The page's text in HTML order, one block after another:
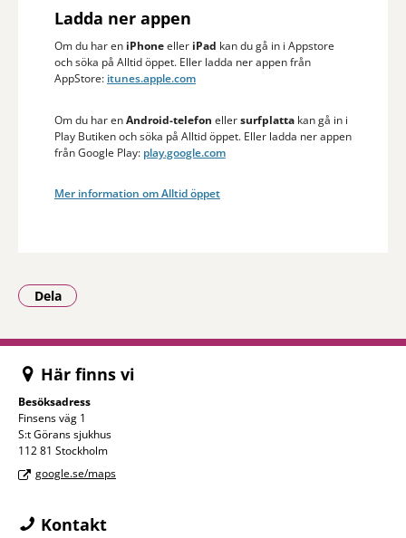
Ladda ner appen
Om du har en iPhoneeller iPad kan du gå in i Appstore
och söka på Alltid öppet. Eller ladda ner appen från
AppStore: itunes.apple.com
Om du har enAndroid-telefon ellersurfplatta kan gå in i
Play Butiken och söka på Alltid öppet. Eller ladda ner appen
från Google Play: play.google.com
Mer information om Alltid öppet
Dela
- Klicka för att öppna delningsalternativ.
Här finns vi
Besöksadress
Finsens väg 1
S:t Görans sjukhus
112 81 Stockholm
google.se/maps
Kontakt